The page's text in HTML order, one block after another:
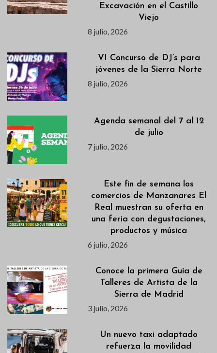
Excavación en el Castillo
Viejo
8 julio, 2026
VI Concurso de DJ’s para
jóvenes de la Sierra Norte
8 julio, 2026
Agenda semanal del 7 al 12
de julio
7 julio, 2026
Este fin de semana los
comercios de Manzanares El
Real muestran su oferta en
una feria con degustaciones,
productos y música
6 julio, 2026
Conoce la primera Guía de
Talleres de Artista de la
Sierra de Madrid
3 julio, 2026
Un nuevo taxi adaptado
refuerza la movilidad